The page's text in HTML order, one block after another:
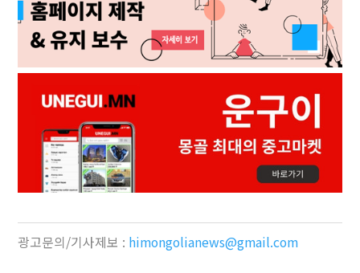
광고문의/기사제보 : himongolianews@gmail.com